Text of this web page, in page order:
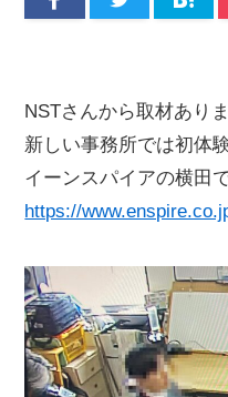
NSTさんから取材ありま
新しい事務所では初体
イーンスパイアの横田で
https://